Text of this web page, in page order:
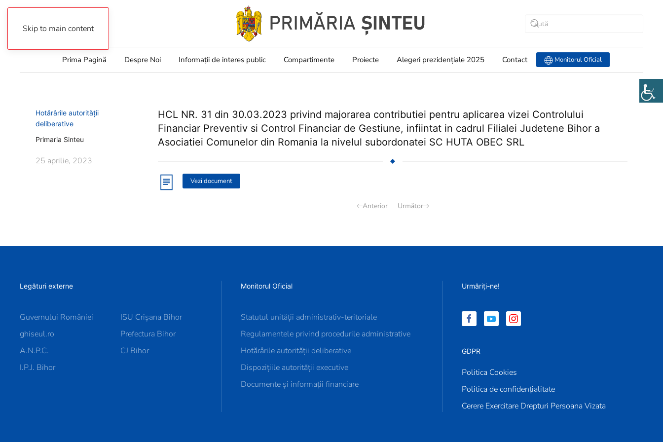
Skip to main content
Prima Pagină Despre Noi Informații de interes public Compartimente Proiecte Alegeri prezidențiale 2025 Contact Monitorul Oficial
Hotărârile autorității
deliberative
Primaria Sinteu
25 aprilie, 2023
HCL NR. 31 din 30.03.2023 privind majorarea contributiei pentru aplicarea vizei Controlului
Financiar Preventiv si Control Financiar de Gestiune, infiintat in cadrul Filialei Judetene Bihor a
Asociatiei Comunelor din Romania la nivelul subordonatei SC HUTA OBEC SRL
Vezi document
Anterior Următor
Legături externe
Guvernului României
ghiseul.ro
A.N.P.C.
I.P.J. Bihor
ISU Crișana Bihor
Prefectura Bihor
CJ Bihor
Monitorul Oficial
Statutul unității administrativ-teritoriale
Regulamentele privind procedurile administrative
Hotărârile autorității deliberative
Dispozițiile autorității executive
Documente și informații financiare
Urmăriți-ne!
GDPR
Politica Cookies
Politica de confidențialitate
Cerere Exercitare Drepturi Persoana Vizata